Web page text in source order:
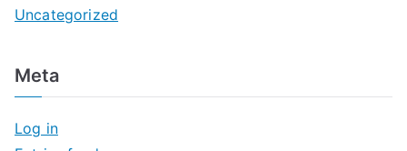
Uncategorized
Meta
Log in